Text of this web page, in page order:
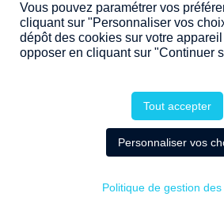
EN DIRECT DES
APPELEZ-NOUS
Vous pouvez paramétrer vos
cliquant sur "Personnaliser vos
dépôt des cookies sur votre
opposer en cliquant sur "Continuer
Tout accepter
Personnaliser vos
Politique de gestion